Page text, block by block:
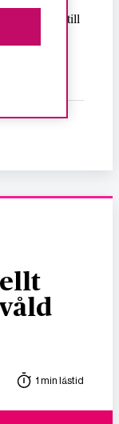
som ska gå till
1 min lästid